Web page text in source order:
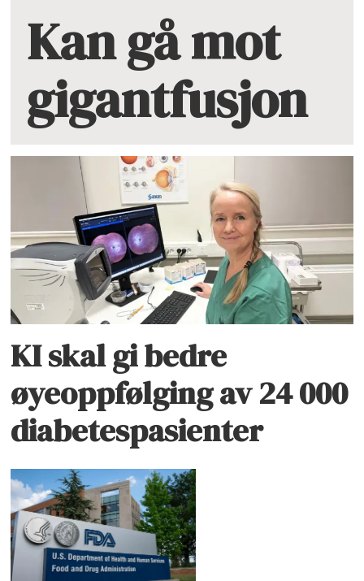
Kan gå mot
gigantfusjon
KI skal gi bedre
øyeoppfølging av 24 000
diabetespasienter